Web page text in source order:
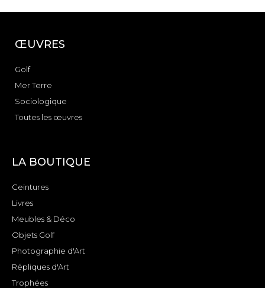
ŒUVRES
Golf
Mer Terre
Sociologique
Toutes les œuvres
LA BOUTIQUE
Ceintures
Livres
Meubles & Déco
Objets Golf
Photographie d'Art
Répliques d'Art
Trophées